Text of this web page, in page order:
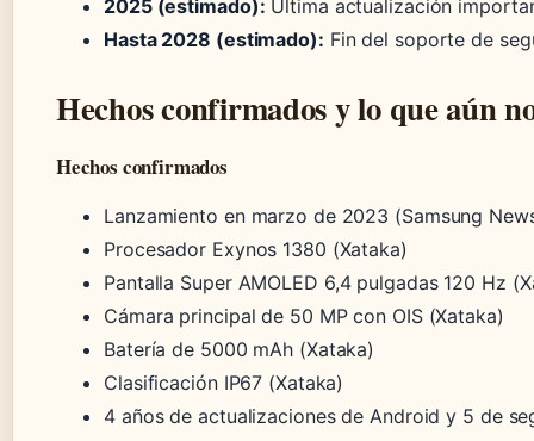
2025 (estimado): Última actualización
Hasta 2028 (estimado): Fin del soporte de
Hechos confirmados y lo que aún
Hechos confirmados
Lanzamiento en marzo de 2023 (Samsung
Procesador Exynos 1380 (Xataka)
Pantalla Super AMOLED 6,4 pulgadas 120 Hz
Cámara principal de 50 MP con OIS (Xataka)
Batería de 5000 mAh (Xataka)
Clasificación IP67 (Xataka)
4 años de actualizaciones de Android y 5 de